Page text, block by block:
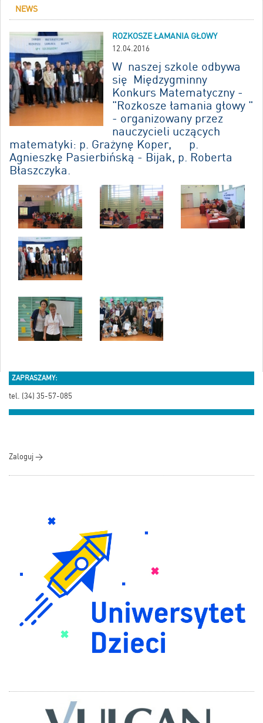
NEWS
ROZKOSZE ŁAMANIA GŁOWY
12.04.2016
W naszej szkole odbywa
się Międzygminny
Konkurs Matematyczny -
"Rozkosze łamania głowy "
- organizowany przez
nauczycieli uczących
matematyki: p. Grażynę Koper, p.
Agnieszkę Pasierbińską - Bijak, p. Roberta
Błaszczyka.
ZAPRASZAMY:
tel. (34) 35-57-085
Zaloguj >